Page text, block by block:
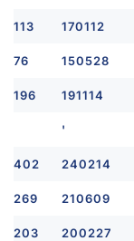
113 170112
76 150528
196 191114
'
402 240214
269 210609
203 200227